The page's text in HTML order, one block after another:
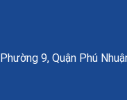
9, Quận Phú